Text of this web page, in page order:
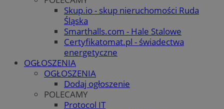
Skup.io - skup nieruchomości Ruda
Śląska
Smarthalls.com - Hale Stalowe
Certyfikatomat.pl - świadectwa
energetyczne
OGŁOSZENIA
OGŁOSZENIA
Dodaj ogłoszenie
POLECAMY
Protocol IT